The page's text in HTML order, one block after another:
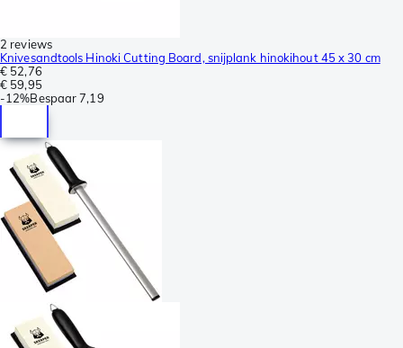
2 reviews
Knivesandtools Hinoki Cutting Board, snijplank hinokihout 45 x 30 cm
€ 52,76
€ 59,95
-12%Bespaar 7,19